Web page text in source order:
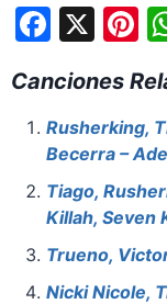
F
c
e
b
o
o
k
X
e
Canciones
Rusherking,
Becerra –
Tiago,
Killah, Seven
Trueno,
Nicki Nicole,